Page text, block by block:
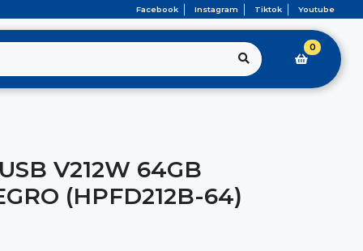
Facebook Instagram Tiktok Youtube
0
V212W 64GB
(HPFD212B-64)